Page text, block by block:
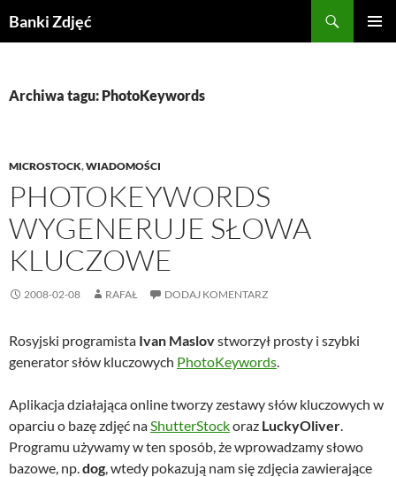
doBanki Zdjęć
Archiwa tagu: PhotoKeywords
MICROSTOCK,WIADOMOŚCI
PHOTOKEYWORDS
WYGENERUJE SŁOWA
KLUCZOWE
2008-02-08 RAFAŁ DODAJ KOMENTARZ
Rosyjski programista Ivan Maslovstworzył prosty i szybki
generator słów kluczowych PhotoKeywords.
Aplikacja działająca online tworzy zestawy słów kluczowych w
oparciu o bazę zdjęć naShutterStockoraz LuckyOliver.
Programu używamy w ten sposób, że wprowadzamy słowo
bazowe, np.dog, wtedy pokazują nam się zdjęcia zawierające